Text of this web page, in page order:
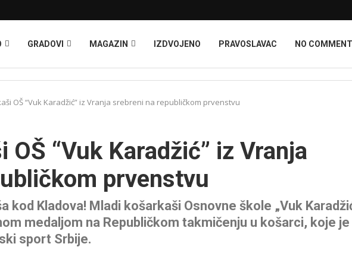
GRADOVI MAGAZIN IZDVOJENO PRAVOSLAVAC NO COMMENT
OŠ “Vuk Karadžić” iz Vranja srebreni na republičkom prvenstvu
“Vuk Karadžić” iz Vranja
prvenstvu
kod Kladova! Mladi košarkaši Osnovne škole „Vuk
medaljom na Republičkom takmičenju u košarci, koje je
sport Srbije.